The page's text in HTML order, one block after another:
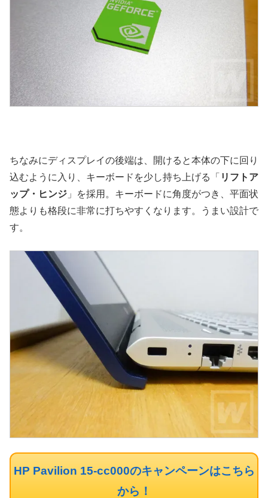
ちなみにディスプレイの後端は、開けると本体の下に回り
込むように入り、キーボードを少し持ち上げる「 リフトア
ップ・ヒンジ 」を採用。キーボードに角度がつき、平面状
態よりも格段に非常に打ちやすくなります。うまい設計で
す。
HP Pavilion 15-cc000のキャンペーンはこちら
から！